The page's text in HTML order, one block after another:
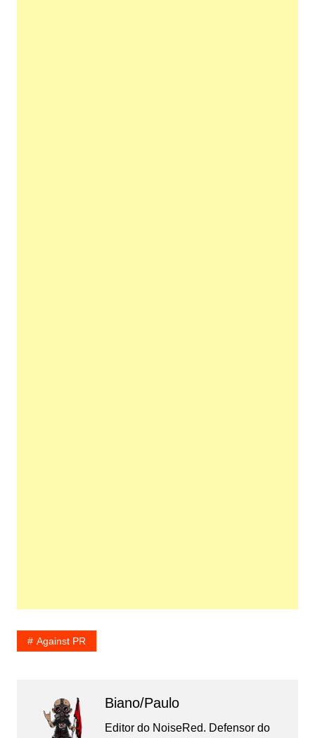
Against PR
Biano/Paulo
Editor do NoiseRed. Defensor do